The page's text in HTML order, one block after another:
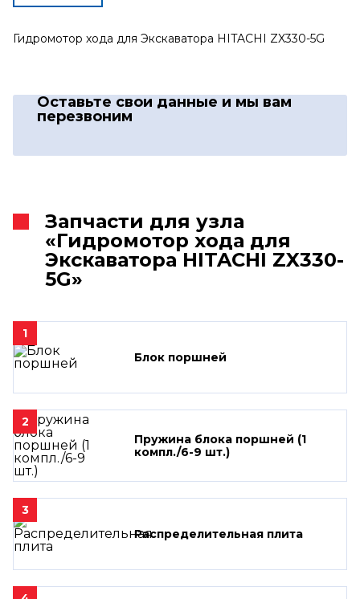
Гидромотор хода для Экскаватора HITACHI ZX330-5G
Оставьте свои данные и мы вам
перезвоним
Запчасти для узла
«Гидромотор хода для
Экскаватора HITACHI ZX330-
5G»
1
Блок поршней
2
Пружина блока поршней (1
компл./6-9 шт.)
3
Распределительная плита